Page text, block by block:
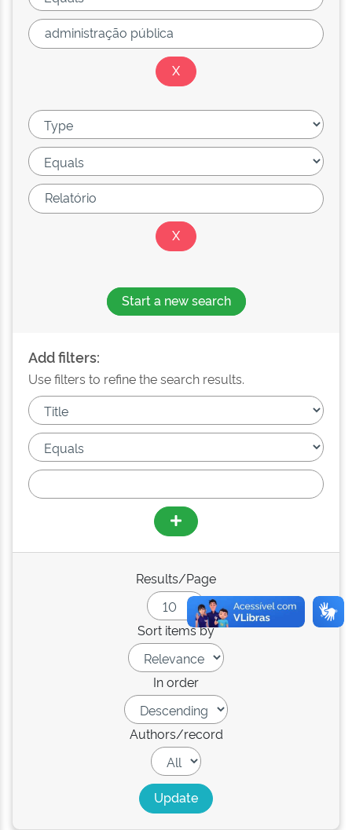
Start a new search
Add filters:
Use filters to refine the search results.
Results/Page
Sort items by
In order
Authors/record